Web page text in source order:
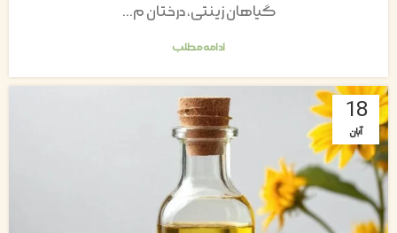
گیاهان زینتی، درختان م...
ادامه مطلب
18
آبان